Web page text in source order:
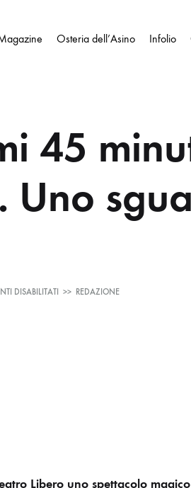
Osteria dell’Asino Infolio
45
Uno
DISABILITATI
SU
>> REDAZIONE
Libero uno spettacolo